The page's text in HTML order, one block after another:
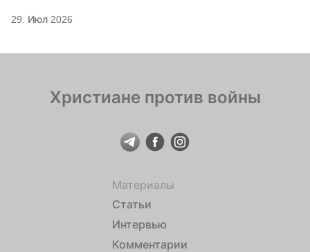
29. Июл 2026
Христиане против войны
Материалы
Статьи
Интервью
Комментарии